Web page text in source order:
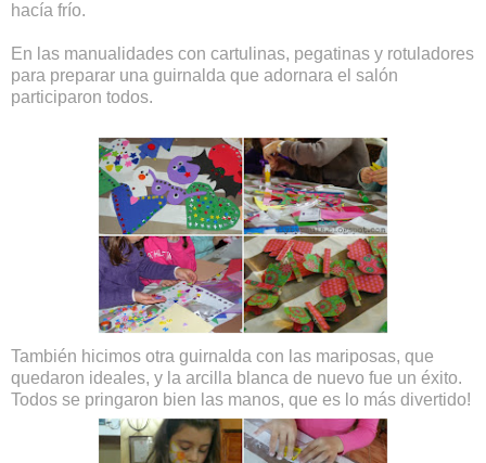
hacía frío.
En las manualidades con cartulinas, pegatinas y rotuladores
para preparar una guirnalda que adornara el salón
participaron todos.
También hicimos otra guirnalda con las mariposas, que
quedaron ideales, y la arcilla blanca de nuevo fue un éxito.
Todos se pringaron bien las manos, que es lo más divertido!